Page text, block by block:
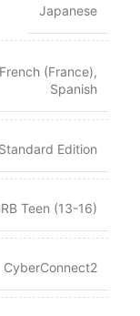
Japanese
French (France),
Spanish
Standard Edition
Teen (13-16)
CyberConnect2